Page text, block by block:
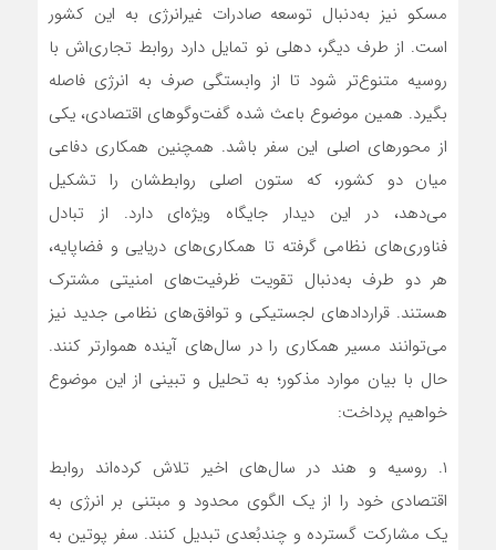
مسکو نیز به‌دنبال توسعه صادرات غیرانرژی به این کشور
است. از طرف دیگر، دهلی نو تمایل دارد روابط تجاری‌اش با
روسیه متنوع‌تر شود تا از وابستگی صرف به انرژی فاصله
بگیرد. همین موضوع باعث شده گفت‌وگوهای اقتصادی، یکی
از محورهای اصلی این سفر باشد. همچنین همکاری دفاعی
میان دو کشور، که ستون اصلی روابطشان را تشکیل
می‌دهد، در این دیدار جایگاه ویژه‌ای دارد. از تبادل
فناوری‌های نظامی گرفته تا همکاری‌های دریایی و فضاپایه،
هر دو طرف به‌دنبال تقویت ظرفیت‌های امنیتی مشترک
هستند. قراردادهای لجستیکی و توافق‌های نظامی جدید نیز
می‌توانند مسیر همکاری را در سال‌های آینده هموارتر کنند.
حال با بیان موارد مذکور؛ به تحلیل و تبینی از این موضوع
خواهیم پرداخت:
۱. روسیه و هند در سال‌های اخیر تلاش کرده‌اند روابط
اقتصادی خود را از یک الگوی محدود و مبتنی بر انرژی به
یک مشارکت گسترده و چندبُعدی تبدیل کنند. سفر پوتین به